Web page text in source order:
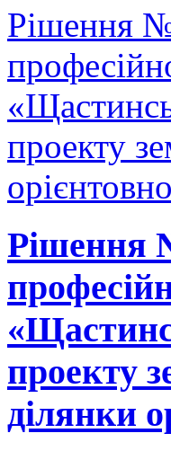
Рішення
проекту
Рішення
проекту
ділянки